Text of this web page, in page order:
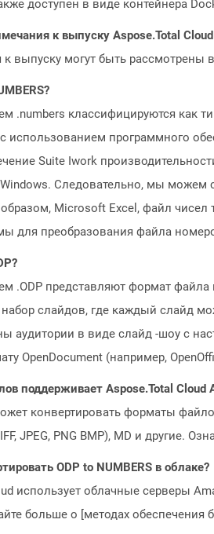
доступен в виде контейнера
к выпуску Aspose.Total
выпуску могут быть рассмотрены в
.numbers классифицируются как
использованием программного
Suite Iwork
Следовательно, мы можем
Microsoft Excel, файл
для преобразования файла
.ODP представляют формат файла
набор слайдов, где каждый слайд
аудитории в виде слайд -шоу с
OpenDocument (например,
поддерживает Aspose.Total Cloud
конвертировать форматы
JPEG, PNG BMP), MD и другие.
ODP to NUMBERS в облаке?
использует облачные серверы
больше о [методах